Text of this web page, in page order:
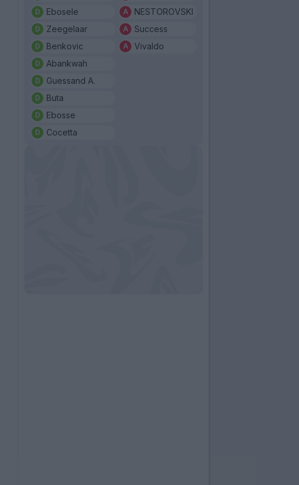
Ebosele
Zeegelaar
Benkovic
Abankwah
Guessand A.
Buta
Ebosse
Cocetta
NESTOROVSKI
Success
Vivaldo